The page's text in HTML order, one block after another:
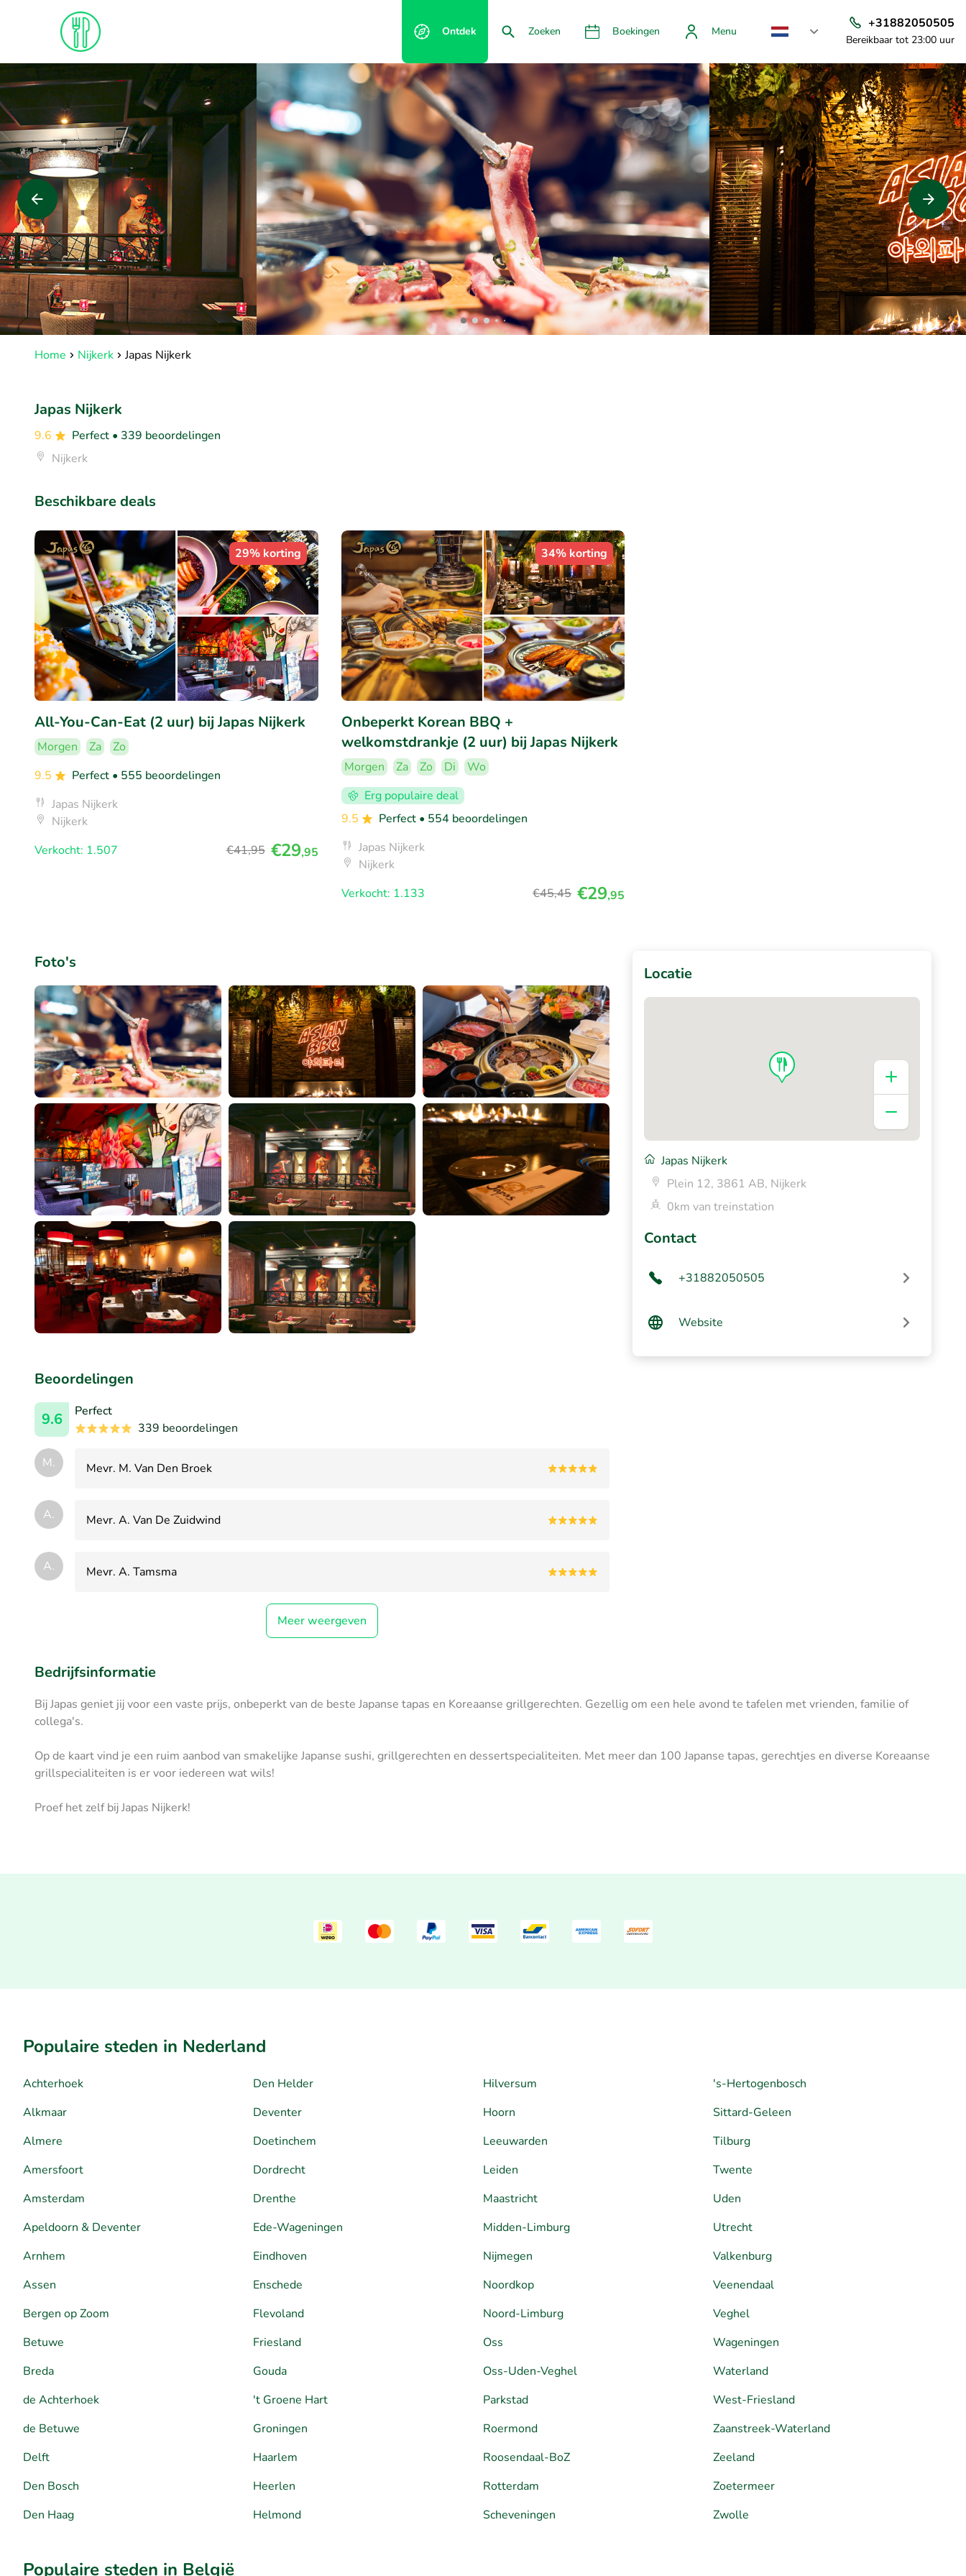
Ontdek Zoeken Boekingen Menu
+31882050505
Bereikbaar tot 23:00 uur
Home Nijkerk Japas Nijkerk
Japas Nijkerk
9.6 Perfect • 339 beoordelingen
Nijkerk
Beschikbare deals
29% korting
All-You-Can-Eat (2 uur) bij Japas Nijkerk
Morgen Za
Zo
9.5
Perfect • 555 beoordelingen
Japas Nijkerk
Nijkerk
Verkocht: 1.507
€41,95 €29,95
34% korting
Onbeperkt Korean BBQ +
welkomstdrankje (2 uur) bij Japas Nijkerk
Morgen Za Zo Di
Wo
Erg populaire deal
9.5
Perfect • 554 beoordelingen
Japas Nijkerk
Nijkerk
Verkocht: 1.133
€45,45 €29,95
Foto's
Beoordelingen
9.6
Perfect
339 beoordelingen
M. Mevr. M. Van Den Broek
A. Mevr. A. Van De Zuidwind
A. Mevr. A. Tamsma
Meer weergeven
Locatie
Japas Nijkerk
Plein 12, 3861 AB, Nijkerk
0km van treinstation
Contact
+31882050505
Website
Bedrijfsinformatie
Bij Japas geniet jij voor een vaste prijs, onbeperkt van de beste Japanse tapas en Koreaanse grillgerechten. Gezellig om een hele avond te tafelen met vrienden, familie of
collega's.
Op de kaart vind je een ruim aanbod van smakelijke Japanse sushi, grillgerechten en dessertspecialiteiten. Met meer dan 100 Japanse tapas, gerechtjes en diverse Koreaanse
grillspecialiteiten is er voor iedereen wat wils!
Proef het zelf bij Japas Nijkerk!
Populaire steden in Nederland
Achterhoek
Alkmaar
Almere
Amersfoort
Amsterdam
Apeldoorn & Deventer
Arnhem
Assen
Bergen op Zoom
Betuwe
Breda
de Achterhoek
de Betuwe
Delft
Den Bosch
Den Haag
Den Helder
Deventer
Doetinchem
Dordrecht
Drenthe
Ede-Wageningen
Eindhoven
Enschede
Flevoland
Friesland
Gouda
't Groene Hart
Groningen
Haarlem
Heerlen
Helmond
Hilversum
Hoorn
Leeuwarden
Leiden
Maastricht
Midden-Limburg
Nijmegen
Noordkop
Noord-Limburg
Oss
Oss-Uden-Veghel
Parkstad
Roermond
Roosendaal-BoZ
Rotterdam
Scheveningen
's-Hertogenbosch
Sittard-Geleen
Tilburg
Twente
Uden
Utrecht
Valkenburg
Veenendaal
Veghel
Wageningen
Waterland
West-Friesland
Zaanstreek-Waterland
Zeeland
Zoetermeer
Zwolle
Populaire steden in België